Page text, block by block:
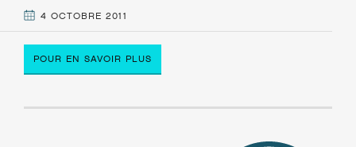
4 OCTOBRE 2011
POUR EN SAVOIR PLUS